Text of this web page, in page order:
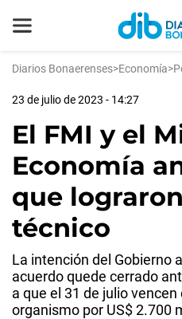
Diarios Bonaerenses>Economía>
23 de julio de 2023 - 14:27
El FMI y el
Economía
que
técnico
La intención del Gobierno
acuerdo quede cerrado
a que el 31 de julio
organismo por US$ 2.700